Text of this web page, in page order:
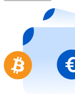
Nouveau
Achetez des
Aller à la